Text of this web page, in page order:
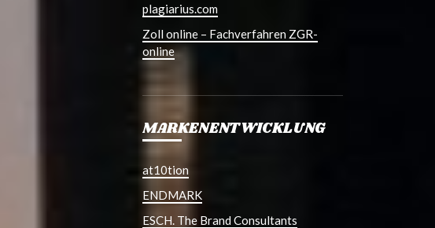
plagiarius.com
Zoll online – Fachverfahren ZGR-
online
MARKENENTWICKLUNG
at10tion
ENDMARK
ESCH. The Brand Consultants